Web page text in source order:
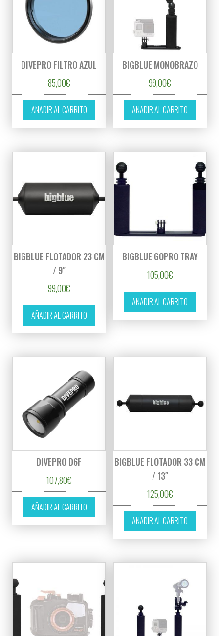
DIVEPRO FILTRO AZUL
85,00€
AÑADIR AL CARRITO
BIGBLUE MONOBRAZO
99,00€
AÑADIR AL CARRITO
BIGBLUE FLOTADOR 23 CM
/ 9″
99,00€
AÑADIR AL CARRITO
BIGBLUE GOPRO TRAY
105,00€
AÑADIR AL CARRITO
DIVEPRO D6F
107,80€
AÑADIR AL CARRITO
BIGBLUE FLOTADOR 33 CM
/ 13″
125,00€
AÑADIR AL CARRITO